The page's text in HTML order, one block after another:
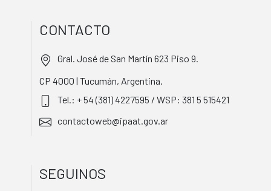
CONTACTO
Gral. José de San Martín 623 Piso 9.
CP 4000 | Tucumán, Argentina.
Tel.: + 54 (381) 4227595 / WSP: 381 5 515421
contactoweb@ipaat.gov.ar
SEGUINOS